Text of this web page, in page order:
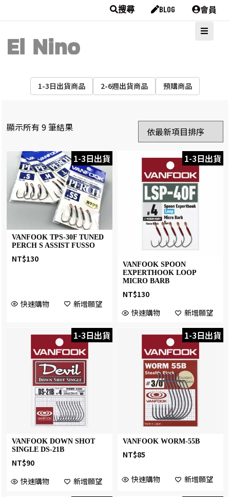
搜尋 BLOG 會員
1-3日出貨商品 2-6週出貨商品 預購商品
顯示所有 9 筆結果
1-3日出貨
VANFOOK TPS-30F TUNED
PERCH S ASSIST FUSSO
NT$130
快速購物 新增願望
1-3日出貨
VANFOOK SPOON
EXPERTHOOK LOOP
MICRO BARB
NT$130
快速購物
新增願望
1-3日出貨
VANFOOK DOWN SHOT
SINGLE DS-21B
NT$90
快速購物
新增願望
1-3日出貨
VANFOOK WORM-55B
NT$85
快速購物 新增願望